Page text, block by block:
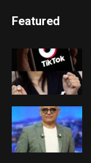
Featured